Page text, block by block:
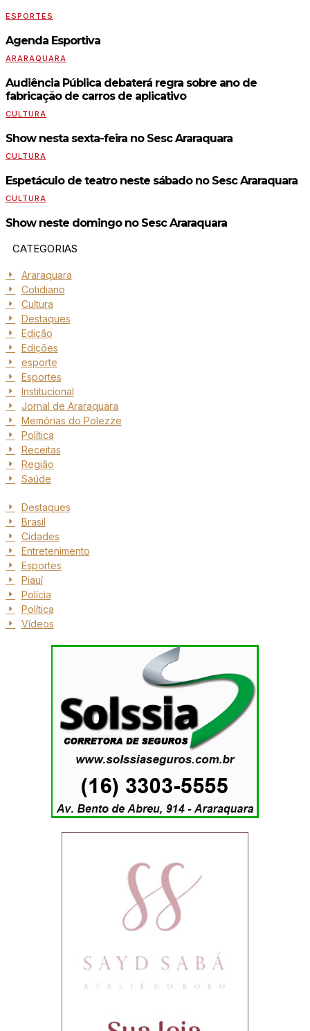
ESPORTES
Agenda Esportiva
ARARAQUARA
Audiência Pública debaterá regra sobre ano de
fabricação de carros de aplicativo
CULTURA
Show nesta sexta-feira no Sesc Araraquara
CULTURA
Espetáculo de teatro neste sábado no Sesc Araraquara
CULTURA
Show neste domingo no Sesc Araraquara
CATEGORIAS
Araraquara
Cotidiano
Cultura
Destaques
Edição
Edições
esporte
Esportes
Institucional
Jornal de Araraquara
Memórias do Polezze
Política
Receitas
Região
Saúde
Destaques
Brasil
Cidades
Entretenimento
Esportes
Piauí
Polícia
Política
Vídeos